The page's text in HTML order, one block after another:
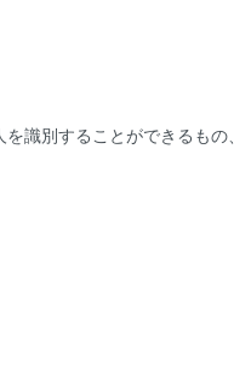
識別することができるもの、